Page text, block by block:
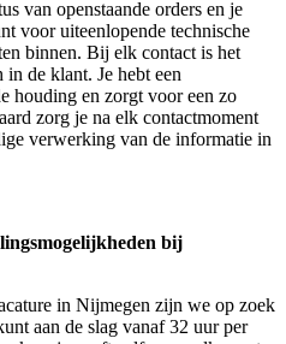
van openstaande orders en je
voor uiteenlopende technische
binnen. Bij elk contact is het
de klant. Je hebt een
houding en zorgt voor een zo
zorg je na elk contactmoment
verwerking van de informatie in
bij
in Nijmegen zijn we op zoek
aan de slag vanaf 32 uur per